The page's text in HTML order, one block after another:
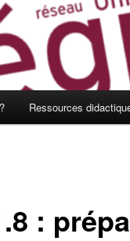
Ressources
: